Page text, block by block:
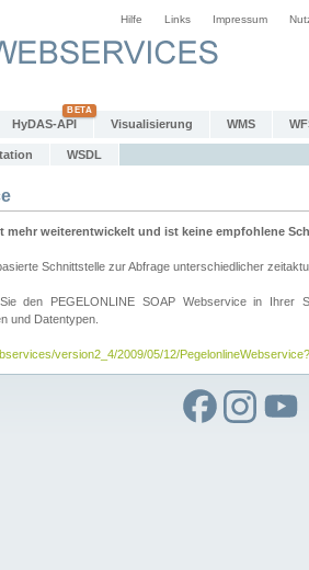
Hilfe Links Impressum
HyDAS-API Visualisierung WMS
WSDL
mehr weiterentwickelt und ist keine empfohlene
Schnittstelle zur Abfrage unterschiedlicher
den PEGELONLINE SOAP Webservice in Ihrer
und Datentypen.
version2_4/2009/05/12/